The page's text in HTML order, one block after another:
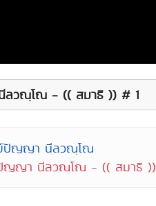
ลวณฺโณ - (( สมาธิ )) # 1
ย์ปัญญา นีลวณฺโณ
ปัญญา นีลวณฺโณ - (( สมาธิ ))